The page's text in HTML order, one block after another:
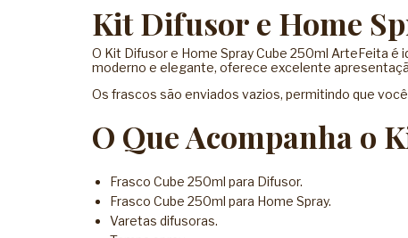
Kit Difusor e Home
O Kit Difusor e Home Spray Cube 250ml ArteFeita
moderno e elegante, oferece excelente
Os frascos são enviados vazios, permitindo que
O Que Acompanha o
Frasco Cube 250ml para Difusor.
Frasco Cube 250ml para Home Spray.
Varetas difusoras.